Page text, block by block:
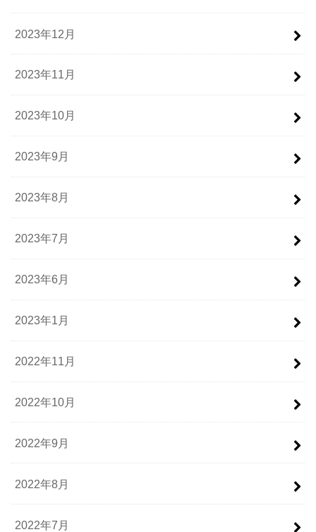
2023年12月
2023年11月
2023年10月
2023年9月
2023年8月
2023年7月
2023年6月
2023年1月
2022年11月
2022年10月
2022年9月
2022年8月
2022年7月